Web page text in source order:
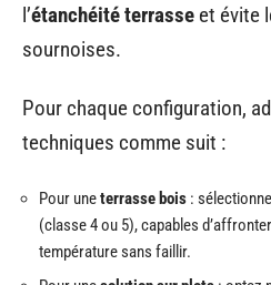
l’étanchéité terrasse et évite
sournoises.
Pour chaque configuration,
techniques comme suit :
Pour uneterrasse bois :
(classe 4 ou 5), capables
température sans faillir.